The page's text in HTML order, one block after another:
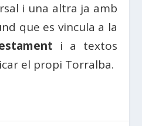
i una altra ja amb
que es vincula a la
i a textos
el propi Torralba.